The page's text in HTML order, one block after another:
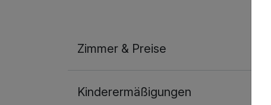
Zimmer & Preise
2 Erwachsene
Kinderermäßigungen